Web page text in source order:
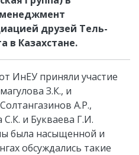
друзей Тель-
в Казахстане.
ИнЕУ приняли участие
З.К., и
А.Р.,
и Букваева Г.И.
была насыщенной и
обсуждались такие